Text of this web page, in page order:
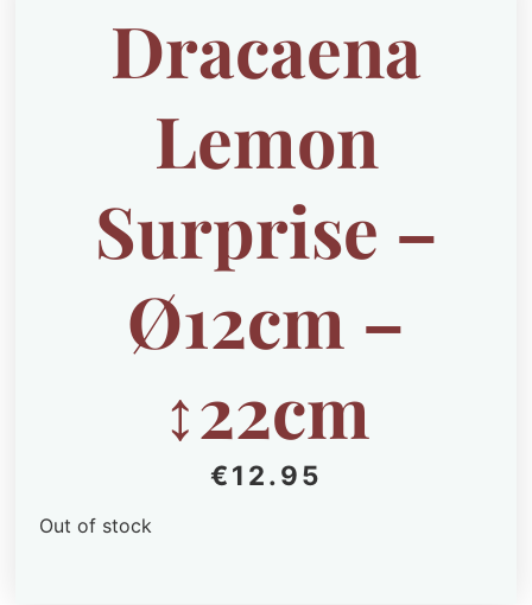
Dracaena
Lemon
Surprise –
Ø12cm –
↕22cm
€12.95
Out of stock